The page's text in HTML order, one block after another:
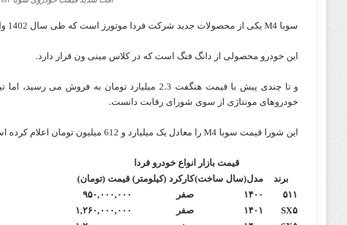
سوبا M4 یکی از محصولات جدید شرکت فردا موتورز است که طی سال 1402 وارد بازار ایران شد.
این خودرو محصولی از دانگ فنگ است که در کلاس مینی‌ ون‌ قرار دارد.
خودروهای مونتاژی از سوی شورای رقابت دانست.
این شورا قیمت سوبا M4 را معادل یک میلیارد و 612 میلیون تومان اعلام کرده است.
قیمت بازار انواع خودرو فردا
برند
مدل(سال ساخت)کارکرد (کیلومتر) قیمت (تومان)
۵۱۱
۱۴۰۰ صفر
۹۵۰,۰۰۰,۰۰۰
SX۵
۱۴۰۱ صفر
۱,۲۶۰,۰۰۰,۰۰۰